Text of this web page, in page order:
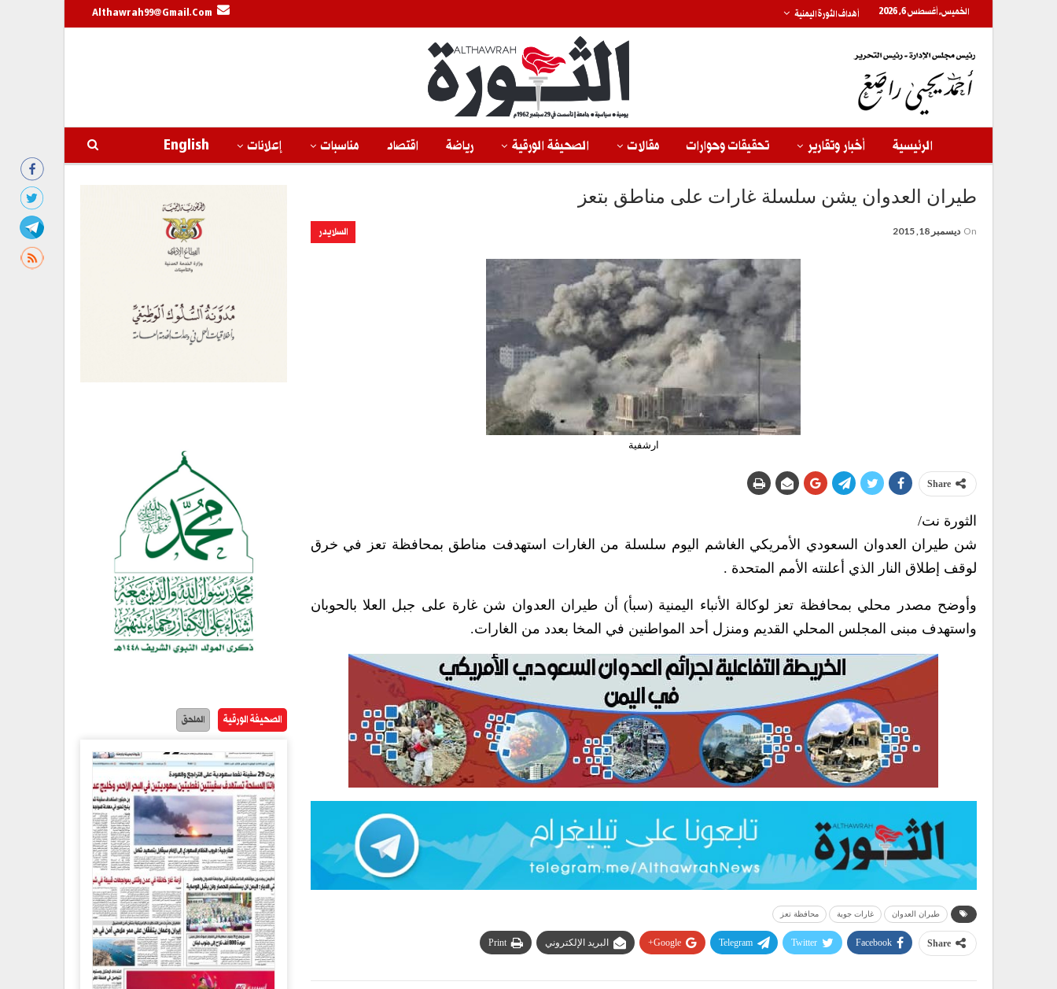
الخميس, أغسطس 6, 2026 أهداف الثورة اليمنية Althawrah99@gmail.com
الرئيسية أخبار وتقارير تحقيقات وحوارات مقالات الصحيفة الورقية رياضة اقتصاد مناسبات إعلانات English
طيران العدوان يشن سلسلة غارات على مناطق بتعز
السلايدر On ديسمبر 18, 2015
ارشفية
Share
الثورة نت/
شن طيران العدوان السعودي الأمريكي الغاشم اليوم سلسلة من الغارات استهدفت مناطق بمحافظة تعز في خرق
لوقف إطلاق النار الذي أعلنته الأمم المتحدة .
وأوضح مصدر محلي بمحافظة تعز لوكالة الأنباء اليمنية (سبأ) أن طيران العدوان شن غارة على جبل العلا بالحوبان
واستهدف مبنى المجلس المحلي القديم ومنزل أحد المواطنين في المخا بعدد من الغارات.
طيران العدوان غارات جوية محافظة تعز
Share
Facebook
Twitter
Telegram
Google+ البريد الإلكتروني Print
الصحيفة الورقية الملحق